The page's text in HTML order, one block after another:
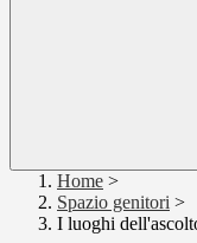
Home >
Spazio genitori >
I luoghi